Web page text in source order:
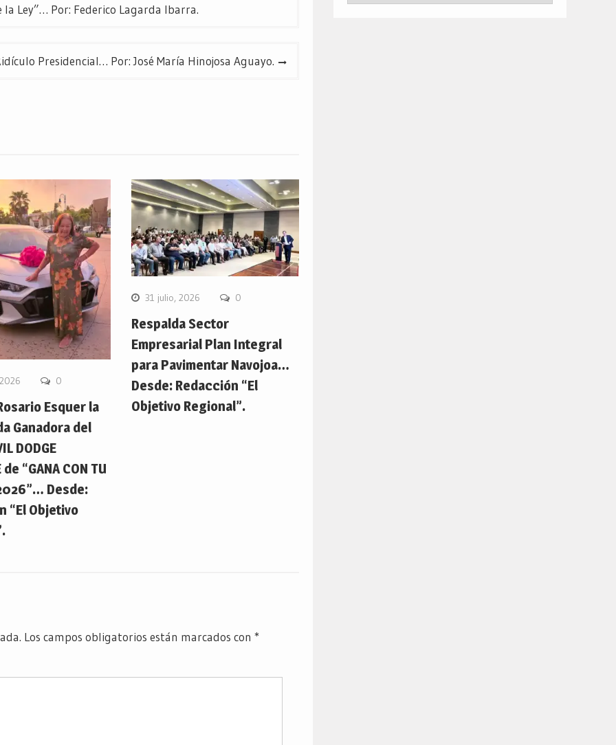
Ley”… Por: Federico Lagarda Ibarra.
Presidencial… Por: José María Hinojosa Aguayo.
0
Esquer la
Ganadora del
DODGE
“GANA CON TU
Desde:
“El Objetivo
31 julio, 2026 0
Respalda Sector
Empresarial Plan Integral
para Pavimentar Navojoa…
Desde: Redacción “El
Objetivo Regional”.
Los campos obligatorios están marcados con *